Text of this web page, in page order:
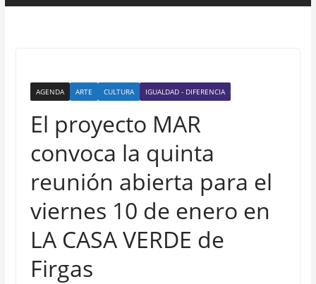
AGENDA ARTE CULTURA IGUALDAD - DIFERENCIA
El proyecto MAR
convoca la quinta
reunión abierta para el
viernes 10 de enero en
LA CASA VERDE de
Firgas